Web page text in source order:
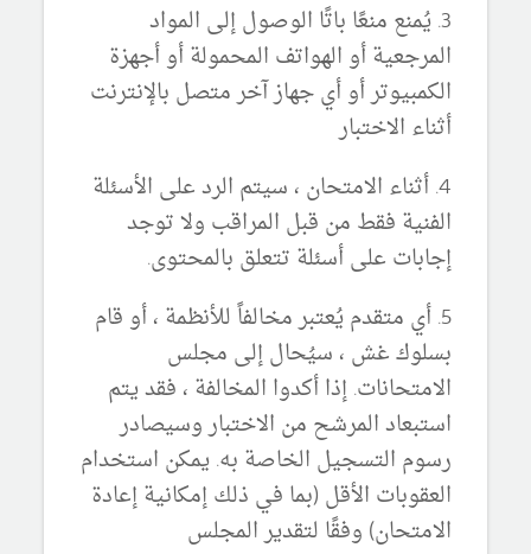
3. يُمنع منعًا باتًا الوصول إلى المواد
المرجعية أو الهواتف المحمولة أو أجهزة
الكمبيوتر أو أي جهاز آخر متصل بالإنترنت
أثناء الاختبار
4. أثناء الامتحان ، سيتم الرد على الأسئلة
الفنية فقط من قبل المراقب ولا توجد
إجابات على أسئلة تتعلق بالمحتوى.
5. أي متقدم يُعتبر مخالفاً للأنظمة ، أو قام
بسلوك غش ، سيُحال إلى مجلس
الامتحانات. إذا أكدوا المخالفة ، فقد يتم
استبعاد المرشح من الاختبار وسيصادر
رسوم التسجيل الخاصة به. يمكن استخدام
العقوبات الأقل (بما في ذلك إمكانية إعادة
الامتحان) وفقًا لتقدير المجلس